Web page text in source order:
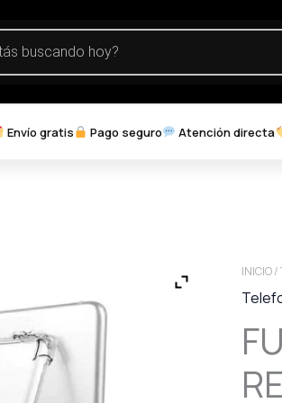
Envío gratis Pago seguro Atención directa
INICIO/